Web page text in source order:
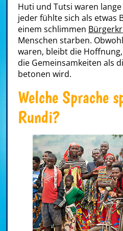
Huti und Tutsi waren
jeder fühlte sich als etwas
einem schlimmen
Menschen starben.
waren, bleibt die
die Gemeinsamkeiten als
betonen wird.
Welche Sprache
Rundi?